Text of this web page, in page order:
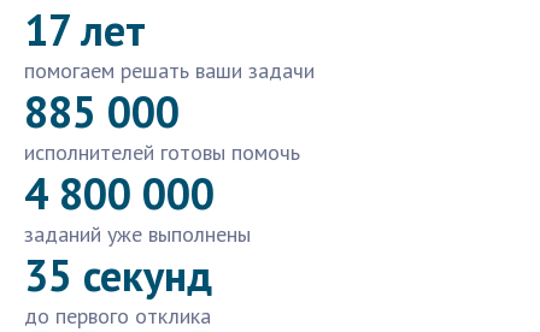
17 лет
помогаем решать ваши задачи
885 000
исполнителей готовы помочь
4 800 000
заданий уже выполнены
35 секунд
до первого отклика